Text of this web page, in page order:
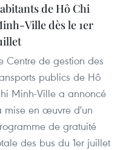
de Hô Chi
Ville dès le 1er
Centre de gestion des
publics de Hô
Minh-Ville a annoncé
mise en œuvre d'un
de gratuité
des bus du 1er juillet